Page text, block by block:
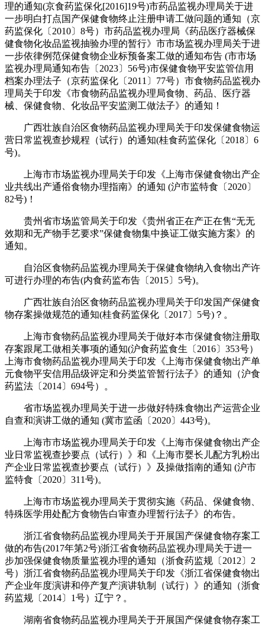
理的通知(京食药监保化[2016]19号)市药品监视办理局关于进
一步明白打点国产保健食物终止注册申请工做问题的通知（京
药监保化〔2010〕8号）市药品监视办理局《药品医疗器械保
健食物化妆品监视抽验办理的暂行》市市场监视办理局关于进
一步依律例范保健食物企业标预备案工做的通知布告 (市市场
监视办理局通知布告〔2023〕56号)市保健食物平安监管信用
档案办理法子（京药监保化〔2011〕77号）市食物药品监视办
理局关于印发《市食物药品监视办理局食物、药品、医疗器
械、保健食物、化妆品平安监测工做法子》的通知！
广西壮族自治区食物药品监视办理局关于印发保健食物运
营日常监视查抄规程（试行）的通知(桂食药监保化〔2018〕6
号)。
上海市市场监视办理局关于印发《上海市保健食物出产企
业共线出产通俗食物办理指南》的通知 (沪市监特食〔2020〕
82号)！
贵州省市场监管局关于印发《贵州省正在产正在售“无无
效期和无产物手艺要求”保健食物集中换证工做实施方案》的
通知。
自治区食物药品监视办理局关于保健食物纳入食物出产许
可进行办理的布告(内食药监布告〔2015〕5号)。
广西壮族自治区食物药品监视办理局关于印发国产保健食
物存案操做规范的通知(桂食药监保化〔2017〕5号)？。
上海市食物药品监视办理局关于做好本市保健食物注册取
存案跟尾工做相关事项的通知(沪食药监食生〔2016〕353号）
上海市食物药品监视办理局关于印发《上海市保健食物出产单
元食物平安信用品级评定和分类监管暂行法子》的通知（沪食
药监法〔2014〕694号）。
省市场监视办理局关于进一步做好特殊食物出产运营企业
自查和演讲工做的通知 (冀市监函〔2020〕443号)。
上海市市场监视办理局关于印发《上海市保健食物出产企
业日常监视查抄要点（试行）》和《上海市婴长儿配方乳粉出
产企业日常监视查抄要点（试行）》及操做指南的通知 (沪市
监特食〔2020〕311号)。
上海市市场监视办理局关于贯彻实施《药品、保健食物、
特殊医学用处配方食物告白审查办理暂行法子》的布告。
浙江省食物药品监视办理局关于开展国产保健食物存案工
做的布告(2017年第2号)浙江省食物药品监视办理局关于进一
步加强保健食物质量监视办理的通知（浙食药监规〔2012〕2
号）浙江省食物药品监视办理局关于印发《浙江省保健食物出
产企业年度演讲和停产复产演讲轨制（试行）》的通知（浙食
药监规〔2014〕1号）辽宁？。
湖南省食物药品监视办理局关于开展国产保健食物存案工